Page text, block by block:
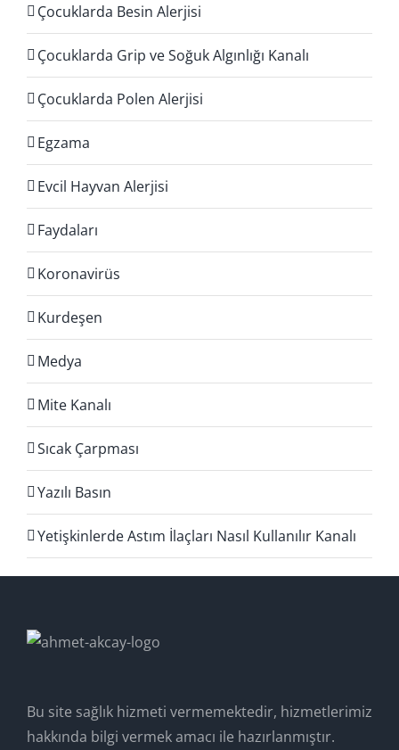
Çocuklarda Besin Alerjisi
Çocuklarda Grip ve Soğuk Algınlığı Kanalı
Çocuklarda Polen Alerjisi
Egzama
Evcil Hayvan Alerjisi
Faydaları
Koronavirüs
Kurdeşen
Medya
Mite Kanalı
Sıcak Çarpması
Yazılı Basın
Yetişkinlerde Astım İlaçları Nasıl Kullanılır Kanalı
Bu site sağlık hizmeti vermemektedir, hizmetlerimiz
hakkında bilgi vermek amacı ile hazırlanmıştır.